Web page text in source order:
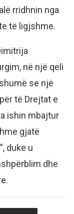
rridhnin nga
të ligjshme.
në një qeli
se një
të Drejtat e
ishin mbajtur
gjatë
duke u
dhe